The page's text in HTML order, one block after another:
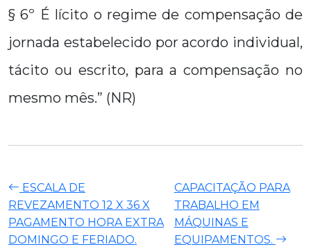
§ 6º É lícito o regime de compensação de
jornada estabelecido por acordo individual,
tácito ou escrito, para a compensação no
mesmo mês.” (NR)
ESCALA DE
REVEZAMENTO 12 X 36 X
PAGAMENTO HORA EXTRA
DOMINGO E FERIADO.
CAPACITAÇÃO PARA
TRABALHO EM
MÁQUINAS E
EQUIPAMENTOS.